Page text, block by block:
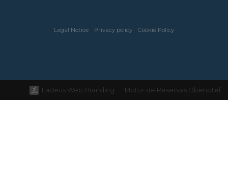
Legal Notice Privacy policy Cookie Policy
Ladeus Web Branding Motor de Reservas Obehotel